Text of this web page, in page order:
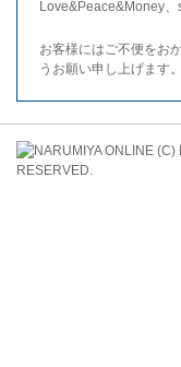
Love&Peace&Money
お客様にはご不便をお
うお願い申し上げます。